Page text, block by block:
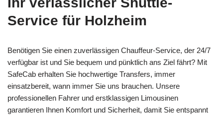
Service für Holzheim
Benötigen Sie einen zuverlässigen Chauffeur-Service, der 24/7
verfügbar ist und Sie bequem und pünktlich ans Ziel fährt? Mit
SafeCab erhalten Sie hochwertige Transfers, immer
einsatzbereit, wann immer Sie uns brauchen. Unsere
professionellen Fahrer und erstklassigen Limousinen
garantieren Ihnen Komfort und Sicherheit, damit Sie entspannt